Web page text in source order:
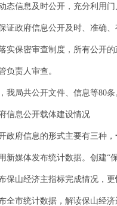
态信息及时公开，充分利用
证政府信息公开及时、准确
实保密审查制度，所有公开
负责人审查。
我局共公开文件、信息等80条
信息公开载体建设情况
政府信息的形式主要有三种，
新媒体发布统计数据。创建“
保山经济主指标完成情况，更
全市统计数据，解读保山经济